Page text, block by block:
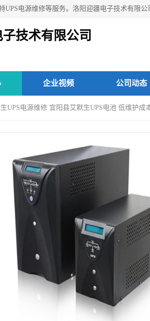
技术有限公司
企业视频 公司动态
UPS电源维修 宜阳县艾默生UPS电池 低维护成